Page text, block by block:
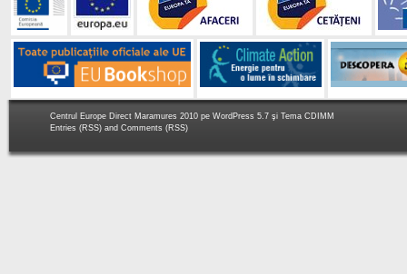
Centrul Europe Direct Maramures 2010 pe WordPress 5.7 şi Tema CDIMM
Entries (RSS) and Comments (RSS)